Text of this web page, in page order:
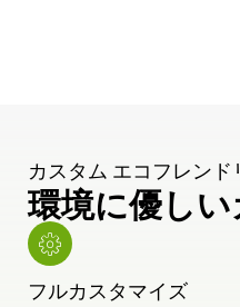
カスタム エコフレンド
環境に優し
フルカスタマイズ